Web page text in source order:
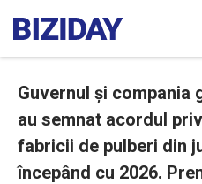
Guvernul și compania
au semnat acordul
fabricii de pulberi din
începând cu 2026.